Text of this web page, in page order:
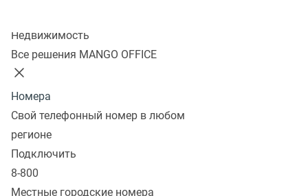
Недвижимость
Все решения MANGO OFFICE
Номера
Свой телефонный номер в любом
регионе
Подключить
8-800
Местные городские номера
сопровождается срывом сроков из-за недостатка
экспертизы и становится настоящей проблемой для
руководителей и менеджеров проектов. Неверно
настроенные сервисы не дают ожидаемого эффекта,
а сотрудники не могут разобраться, совершают
ошибки и саботируют изменения.
MANGO OFFICE не оставит вас наедине со сложными